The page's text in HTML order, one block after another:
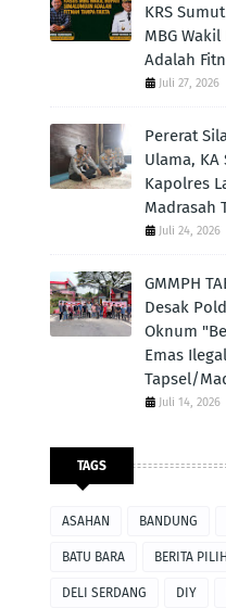
KRS
MBG
Adalah
Juli 27, 2026
Pererat
Ulama, KA
Kapolres
Madrasah
Juli 24, 2026
GMMPH
Desak
Oknum
Emas
Tapsel/
Juli 14, 2026
TAGS
ASAHAN BANDUNG
BATU BARA BERITA
DELI SERDANG DIY